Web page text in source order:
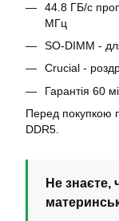
44.8 ГБ/с
МГц
SO-DIMM -
Crucial -
Гарантія 60
Перед покупкою
DDR5.
Не знаєте,